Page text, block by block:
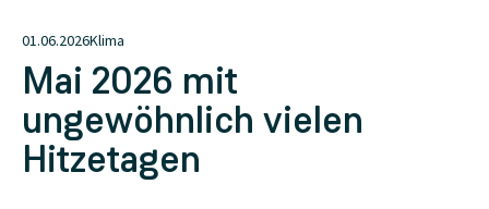
01.06.2026Klima
Mai 2026 mit
ungewöhnlich vielen
Hitzetagen